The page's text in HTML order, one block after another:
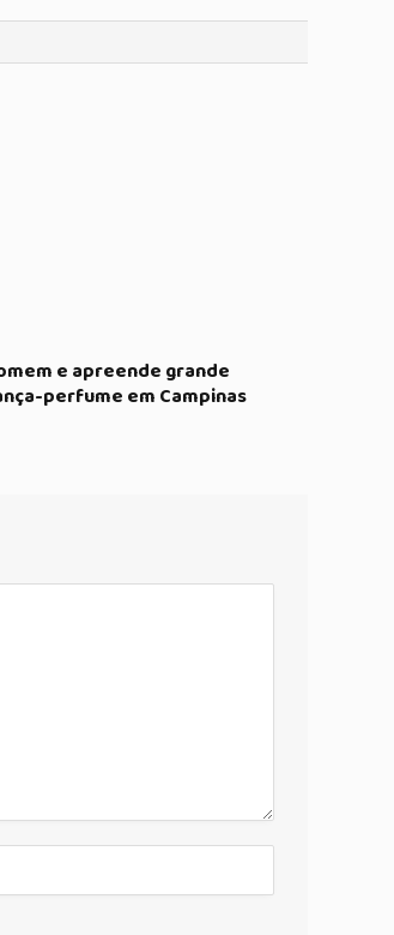
e apreende grande
perfume em Campinas